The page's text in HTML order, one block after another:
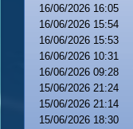
16/06/2026 16:05
16/06/2026 15:54
16/06/2026 15:53
16/06/2026 10:31
16/06/2026 09:28
15/06/2026 21:24
15/06/2026 21:14
15/06/2026 18:30